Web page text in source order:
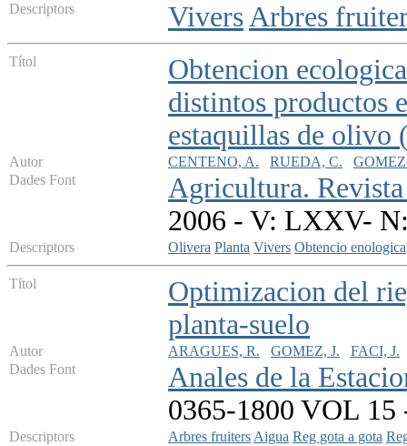
Descriptors ViversArbres
Títol
Obtencion
distintos productos
estaquillas de olivo
Autor CENTENO, A. RUEDA, C.
Dades Font
Agricultura.
2006 - V: LXXV-
Descriptors Olivera Planta Vivers Obtencio enologica
Títol
Optimizacion del
planta-suelo
Autor ARAGUES, R. GOMEZ, J.
FACI, J.
Dades Font
Anales de la
0365-1800 VOL
Descriptors Arbres fruitersAigua Reg gota a gota